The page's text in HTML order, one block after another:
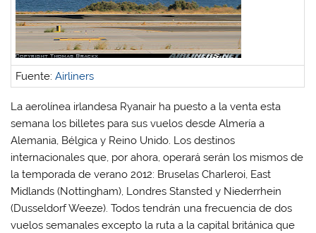
(
S
e
a
b
r
e
e
n
u
a
e
t
n
a
n
u
e
v
a
)
(
S
e
a
b
r
e
e
n
u
a
e
n
t
a
n
a
n
u
e
v
a
)
S
e
a
b
r
e
e
n
n
v
n
t
a
a
n
u
e
v
a
)
(
S
e
a
b
r
e
e
u
a
e
n
t
n
a
n
u
e
v
a
)
Fuente:Airliners
La aerolínea irlandesa Ryanair ha puesto a la venta esta
semana los billetes para sus vuelos desde Almería a
Alemania, Bélgica y Reino Unido. Los destinos
internacionales que, por ahora, operará serán los mismos de
la temporada de verano 2012: Bruselas Charleroi, East
Midlands (Nottingham), Londres Stansted y Niederrhein
(Dusseldorf Weeze). Todos tendrán una frecuencia de dos
vuelos semanales excepto la ruta a la capital británica que